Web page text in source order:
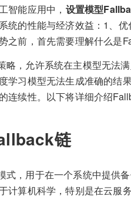
智能应用中， 设置模型
统的性能与经济效益：1、
之前，首先需要理解什么是
略，允许系统在主模型无法
学习模型无法生成准确的结
连续性。以下将详细介绍
链
式，用于在一个系统中提供
计算机科学，特别是在云服